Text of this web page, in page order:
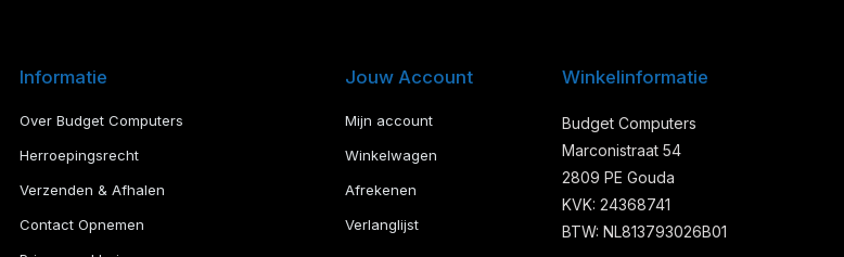
Informatie
Over Budget Computers
Herroepingsrecht
Verzenden & Afhalen
Contact Opnemen
Jouw Account
Mijn account
Winkelwagen
Afrekenen
Verlanglijst
Winkelinformatie
Budget Computers
Marconistraat 54
2809 PE Gouda
KVK: 24368741
BTW: NL813793026B01